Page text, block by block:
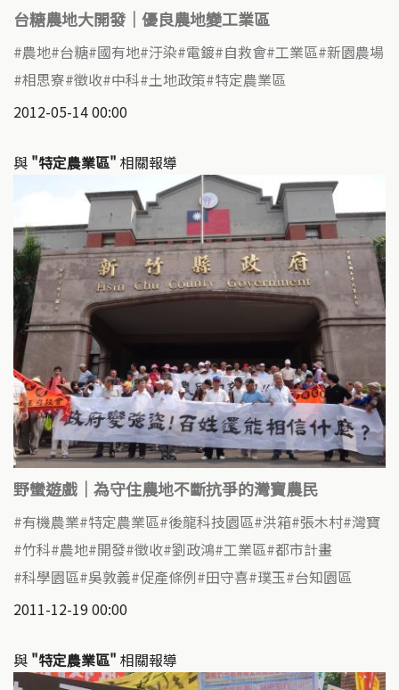
台糖農地大開發｜優良農地變工業區
農地 台糖 國有地 汙染 電鍍 自救會 工業區 新園農場
相思寮 徵收 中科 土地政策 特定農業區
2012-05-14 00:00
與 "特定農業區" 相關報導
野蠻遊戲｜為守住農地不斷抗爭的灣寶農民
有機農業 特定農業區 後龍科技園區 洪箱 張木村 灣寶
竹科 農地 開發 徵收 劉政鴻 工業區 都市計畫
科學園區 吳敦義 促產條例 田守喜 璞玉 台知園區
2011-12-19 00:00
與 "特定農業區" 相關報導